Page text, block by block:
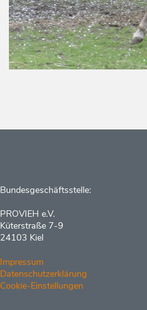
Kontakt
Bundesgeschäftsstelle:
PROVIEH e.V.
Küterstraße 7-9
24103 Kiel
Impressum
Datenschutzerklärung
Cookie-Einstellungen